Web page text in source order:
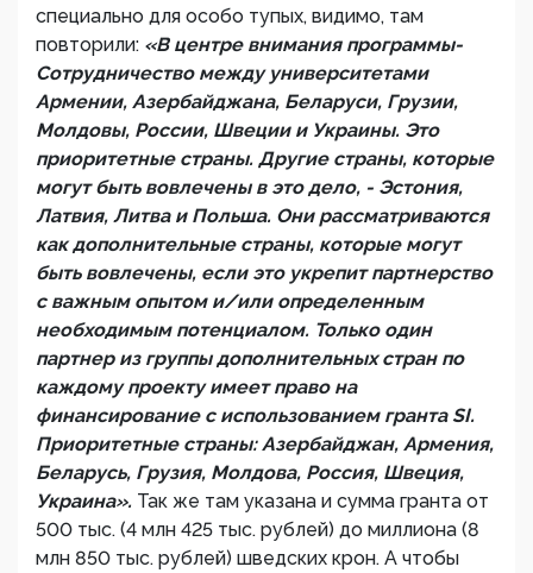
специально для особо тупых, видимо, там
повторили: «В центре внимания программы-
Сотрудничество между университетами
Армении, Азербайджана, Беларуси, Грузии,
Молдовы, России, Швеции и Украины. Это
приоритетные страны. Другие страны, которые
могут быть вовлечены в это дело, - Эстония,
Латвия, Литва и Польша. Они рассматриваются
как дополнительные страны, которые могут
быть вовлечены, если это укрепит партнерство
с важным опытом и/или определенным
необходимым потенциалом. Только один
партнер из группы дополнительных стран по
каждому проекту имеет право на
финансирование с использованием гранта SI.
Приоритетные страны: Азербайджан, Армения,
Беларусь, Грузия, Молдова, Россия, Швеция,
Украина». Так же там указана и сумма гранта от
500 тыс. (4 млн 425 тыс. рублей) до миллиона (8
млн 850 тыс. рублей) шведских крон. А чтобы